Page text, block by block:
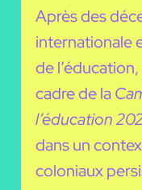
Après des
internationale
de
cadre de la
l’éducation
dans un
coloniaux